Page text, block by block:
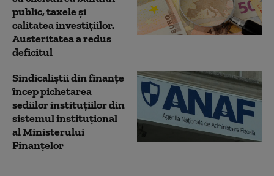
public, taxele și
calitatea investițiilor.
Austeritatea a redus
deficitul
Sindicaliştii din finanţe
încep pichetarea
sediilor instituţiilor din
sistemul instituţional
al Ministerului
Finanţelor